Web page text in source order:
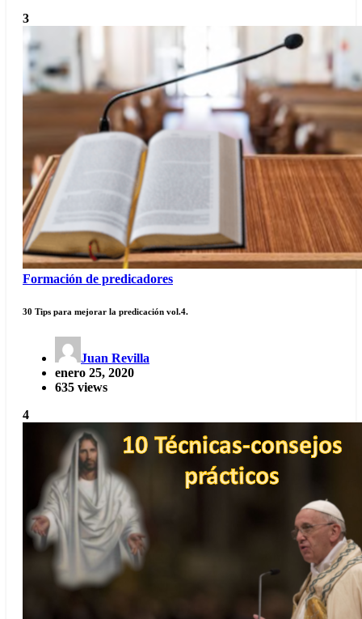
3
Formación de predicadores
30 Tips para mejorar la predicación vol.4.
Juan Revilla
enero 25, 2020
635 views
4